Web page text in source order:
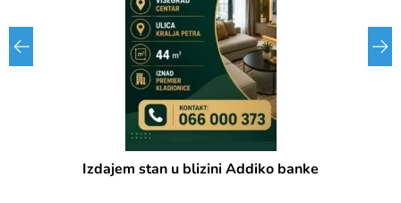
Izdajem stan u blizini Addiko banke